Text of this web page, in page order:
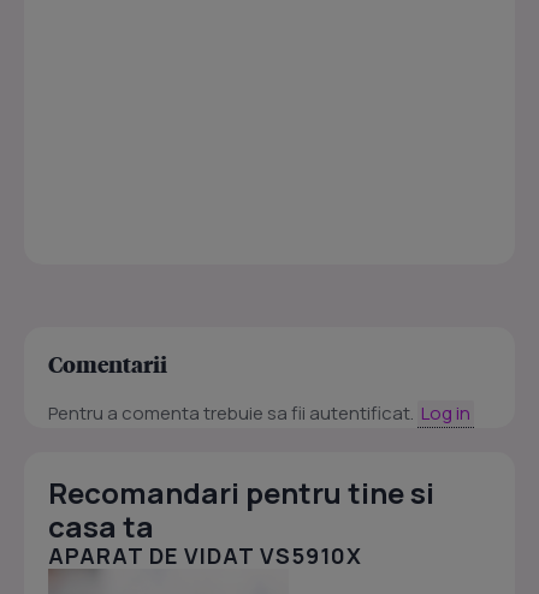
Comentarii
Pentru a comenta trebuie sa fii autentificat. Log in
Recomandari pentru tine si
casa ta
APARAT DE VIDAT VS5910X